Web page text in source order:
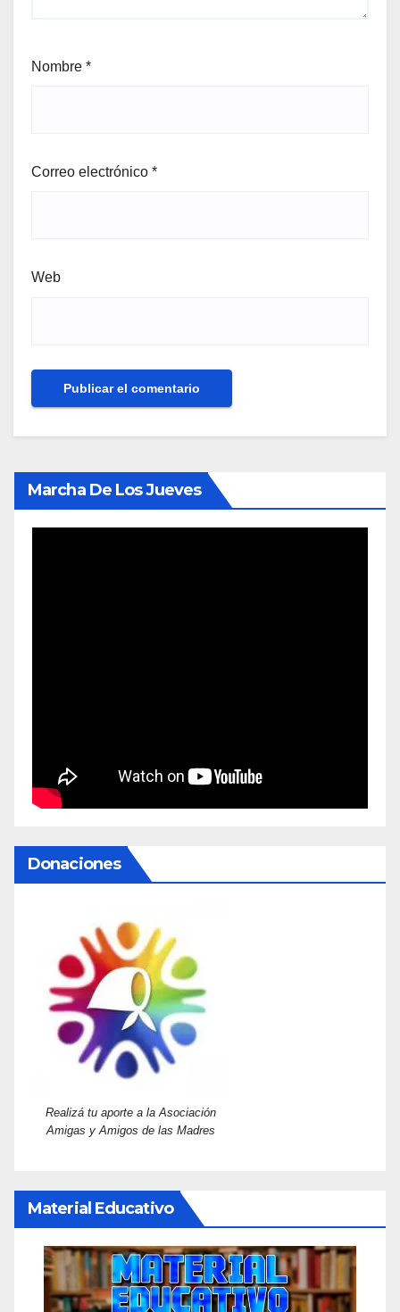
Nombre *
Correo electrónico *
Web
Marcha De Los Jueves
Donaciones
Realizá tu aporte a la Asociación
Amigas y Amigos de las Madres
Material Educativo